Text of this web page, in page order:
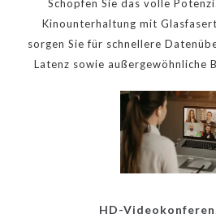
Schöpfen Sie das volle
Kinounterhaltung mit
sorgen Sie für schnellere
Latenz sowie außergewöhnliche
HD-